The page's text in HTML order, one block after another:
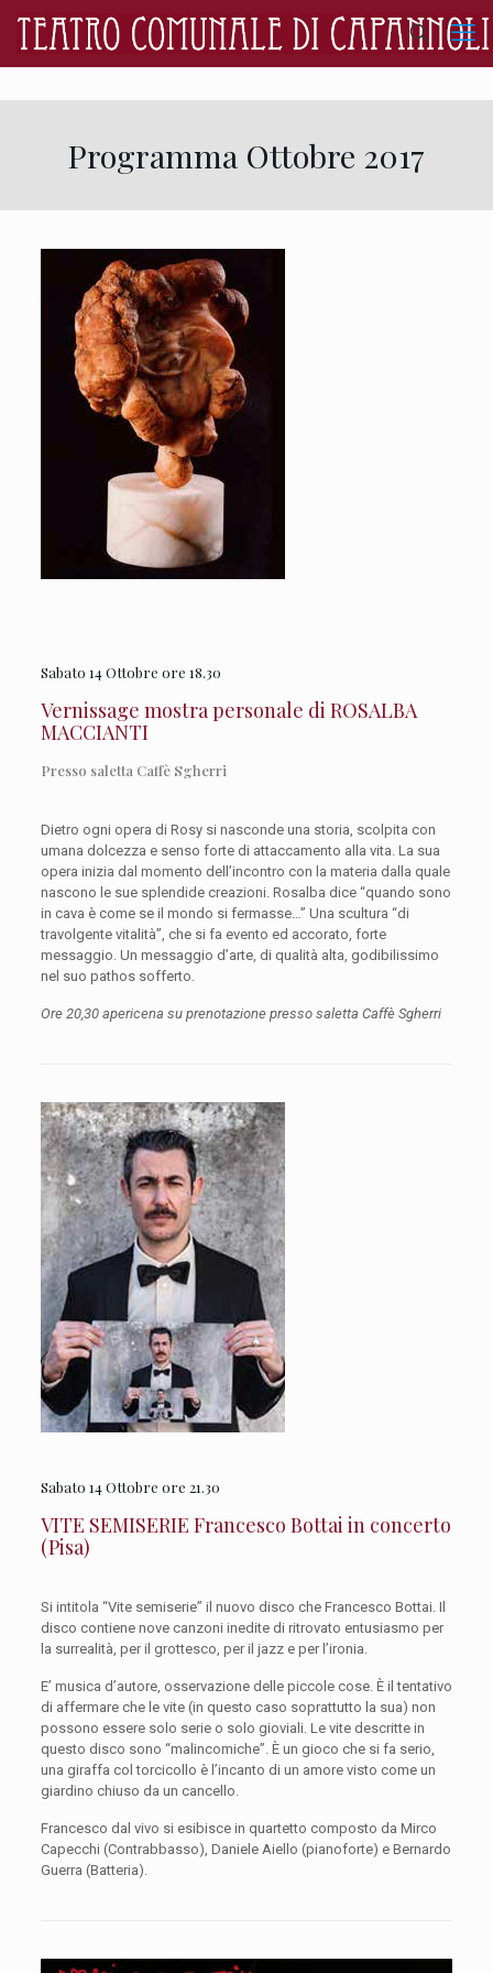
Programma Ottobre 2017
Sabato 14 Ottobre ore 18.30
Vernissage mostra personale di ROSALBA
MACCIANTI
Presso saletta Caffè Sgherri
Dietro ogni opera di Rosy si nasconde una storia, scolpita con
umana dolcezza e senso forte di attaccamento alla vita. La sua
opera inizia dal momento dell’incontro con la materia dalla quale
nascono le sue splendide creazioni. Rosalba dice “quando sono
in cava è come se il mondo si fermasse…” Una scultura “di
travolgente vitalità”, che si fa evento ed accorato, forte
messaggio. Un messaggio d’arte, di qualità alta, godibilissimo
nel suo pathos sofferto.
Ore 20,30 apericena su prenotazione presso saletta Caffè Sgherri
Sabato 14 Ottobre ore 21.30
VITE SEMISERIE Francesco Bottai in concerto
(Pisa)
Si intitola “Vite semiserie” il nuovo disco che Francesco Bottai. Il
disco contiene nove canzoni inedite di ritrovato entusiasmo per
la surrealità, per il grottesco, per il jazz e per l’ironia.
E’ musica d’autore, osservazione delle piccole cose. È il tentativo
di affermare che le vite (in questo caso soprattutto la sua) non
possono essere solo serie o solo gioviali. Le vite descritte in
questo disco sono “malincomiche”. È un gioco che si fa serio,
una giraffa col torcicollo è l’incanto di un amore visto come un
giardino chiuso da un cancello.
Francesco dal vivo si esibisce in quartetto composto da Mirco
Capecchi (Contrabbasso), Daniele Aiello (pianoforte) e Bernardo
Guerra (Batteria).